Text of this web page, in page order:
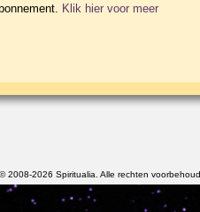
Klik hier voor meer
2008-2026 Spiritualia. Alle rechten